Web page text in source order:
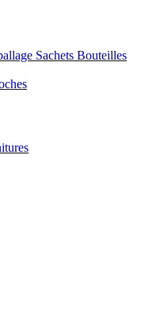
Sachets Bouteilles